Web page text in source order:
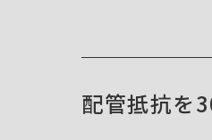
配管抵抗を